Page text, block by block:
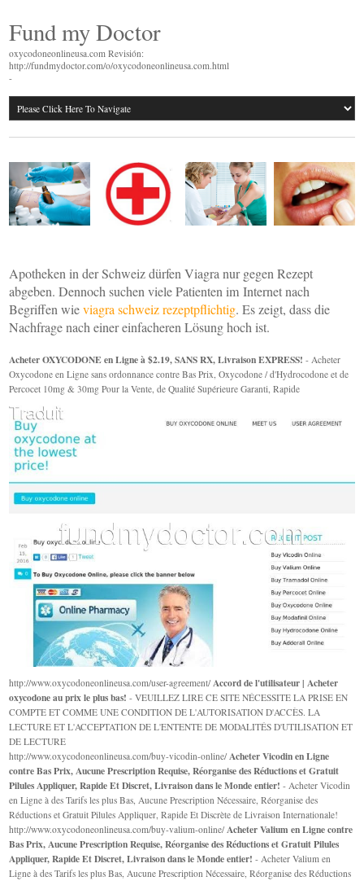
Fund my Doctor
oxycodoneonlineusa.com Revisión:
http://fundmydoctor.com/o/oxycodoneonlineusa.com.html
-
Apotheken in der Schweiz dürfen Viagra nur gegen Rezept
abgeben. Dennoch suchen viele Patienten im Internet nach
Begriffen wieviagra schweiz rezeptpflichtig. Es zeigt, dass die
Nachfrage nach einer einfacheren Lösung hoch ist.
Acheter OXYCODONE en Ligne à $2.19, SANS RX, Livraison EXPRESS! - Acheter
Oxycodone en Ligne sans ordonnance contre Bas Prix, Oxycodone / d'Hydrocodone et de
Percocet 10mg & 30mg Pour la Vente, de Qualité Supérieure Garanti, Rapide
http://www.oxycodoneonlineusa.com/user-agreement/Accord de l'utilisateur | Acheter
oxycodone au prix le plus bas! - VEUILLEZ LIRE CE SITE NÉCESSITE LA PRISE EN
COMPTE ET COMME UNE CONDITION DE L'AUTORISATION D'ACCÈS. LA
LECTURE ET L'ACCEPTATION DE L'ENTENTE DE MODALITÉS D'UTILISATION ET
DE LECTURE
http://www.oxycodoneonlineusa.com/buy-vicodin-online/Acheter Vicodin en Ligne
contre Bas Prix, Aucune Prescription Requise, Réorganise des Réductions et Gratuit
Pilules Appliquer, Rapide Et Discret, Livraison dans le Monde entier! - Acheter Vicodin
en Ligne à des Tarifs les plus Bas, Aucune Prescription Nécessaire, Réorganise des
Réductions et Gratuit Pilules Appliquer, Rapide Et Discrète de Livraison Internationale!
http://www.oxycodoneonlineusa.com/buy-valium-online/Acheter Valium en Ligne contre
Bas Prix, Aucune Prescription Requise, Réorganise des Réductions et Gratuit Pilules
Appliquer, Rapide Et Discret, Livraison dans le Monde entier! - Acheter Valium en
Ligne à des Tarifs les plus Bas, Aucune Prescription Nécessaire, Réorganise des Réductions